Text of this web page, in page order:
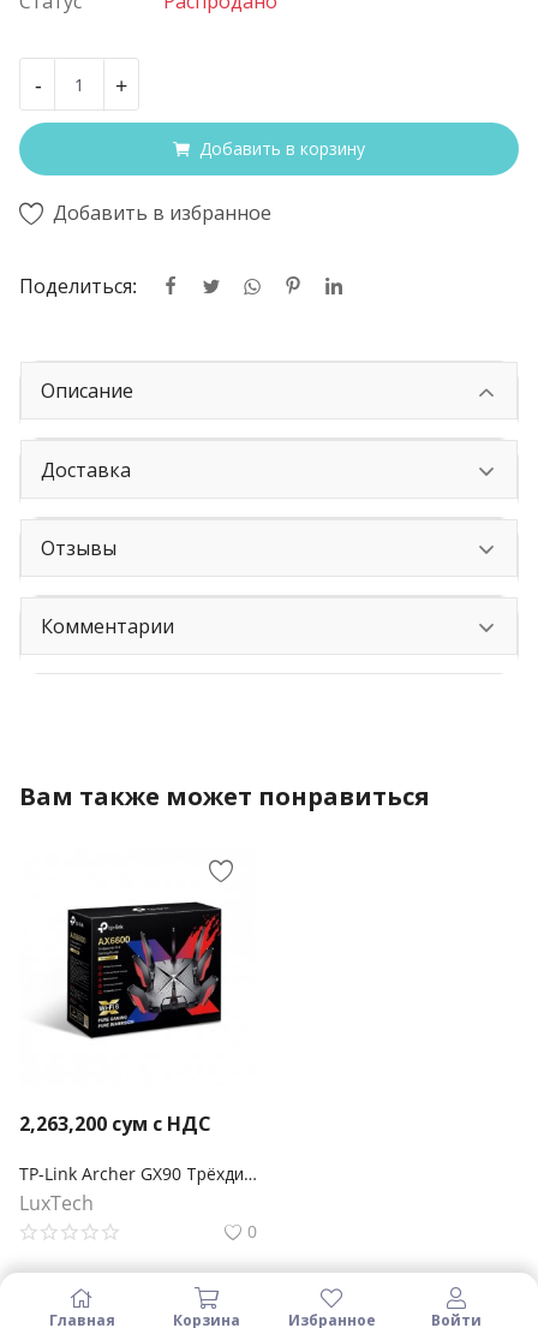
- +
Добавить в корзину
Добавить в избранное
Поделиться:
Описание
Доставка
Отзывы
Комментарии
Вам также может понравиться
2,263,200 сум с НДС
TP-Link Archer GX90 Трёхдиапазонный игровой Wi‑Fi роутер AX6600
LuxTech
0
Главная Корзина Избранное Войти